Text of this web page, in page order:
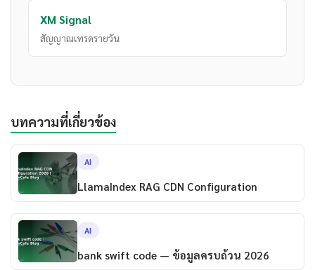
XM Signal
สัญญาณเทรดรายวัน
บทความที่เกี่ยวข้อง
AI
LlamaIndex RAG CDN Configuration
AI
bank swift code — ข้อมูลครบถ้วน 2026